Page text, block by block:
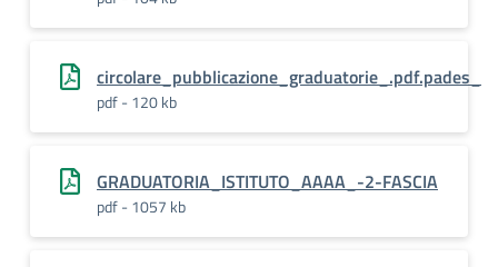
circolare_pubblicazione_graduatorie_.pdf.pades_
pdf - 120 kb
GRADUATORIA_ISTITUTO_AAAA_-2-FASCIA
pdf - 1057 kb